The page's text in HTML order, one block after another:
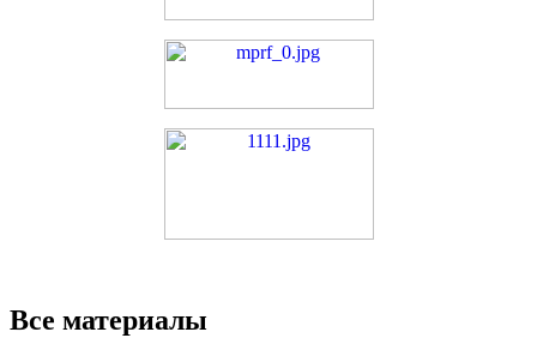
Все материалы